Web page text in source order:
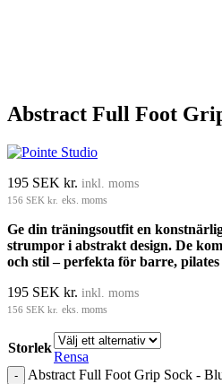
Abstract Full Foot
195 SEK kr. inkl. moms
156 SEK kr. eks. moms
Ge din träningsoutfit en
strumpor i abstrakt design. De
och stil – perfekta för barre, pilates
195 SEK kr. inkl. moms
156 SEK kr. eks. moms
Storlek
Rensa
Abstract Full Foot Grip Sock -